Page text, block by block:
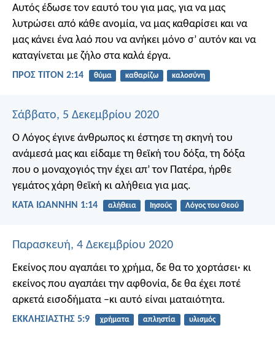
Αυτός έδωσε τον εαυτό του για μας, για να μας
λυτρώσει από κάθε ανομία, να μας καθαρίσει και να
μας κάνει ένα λαό που να ανήκει μόνο σ’ αυτόν και να
καταγίνεται με ζήλο στα καλά έργα.
ΠΡΟΣ ΤΙΤΟΝ 2:14 θύμα καθαρίζω καλοσύνη
Σάββατο, 5 Δεκεμβρίου 2020
Ο Λόγος έγινε άνθρωπος κι έστησε τη σκηνή του
ανάμεσά μας και είδαμε τη θεϊκή του δόξα,τη δόξα
που ο μοναχογιός την έχει απ’ τον Πατέρα, ήρθε
γεμάτος χάρη θεϊκή κι αλήθεια για μας.
ΚΑΤΑ ΙΩΑΝΝΗΝ 1:14 αλήθεια Ιησούς Λόγος του Θεού
Παρασκευή, 4 Δεκεμβρίου 2020
Εκείνος που αγαπάει το χρήμα, δε θα το χορτάσει· κι
εκείνος που αγαπάει την αφθονία, δε θα έχει ποτέ
αρκετά εισοδήματα –κι αυτό είναι ματαιότητα.
ΕΚΚΛΗΣΙΑΣΤΗΣ 5:9 χρήματα απληστία υλισμός